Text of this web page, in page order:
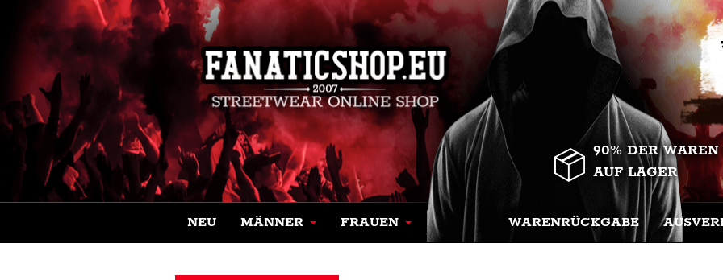
90% DER WAREN
AUF LAGER
NEU MÄNNER FRAUEN WARENRÜCKGABE